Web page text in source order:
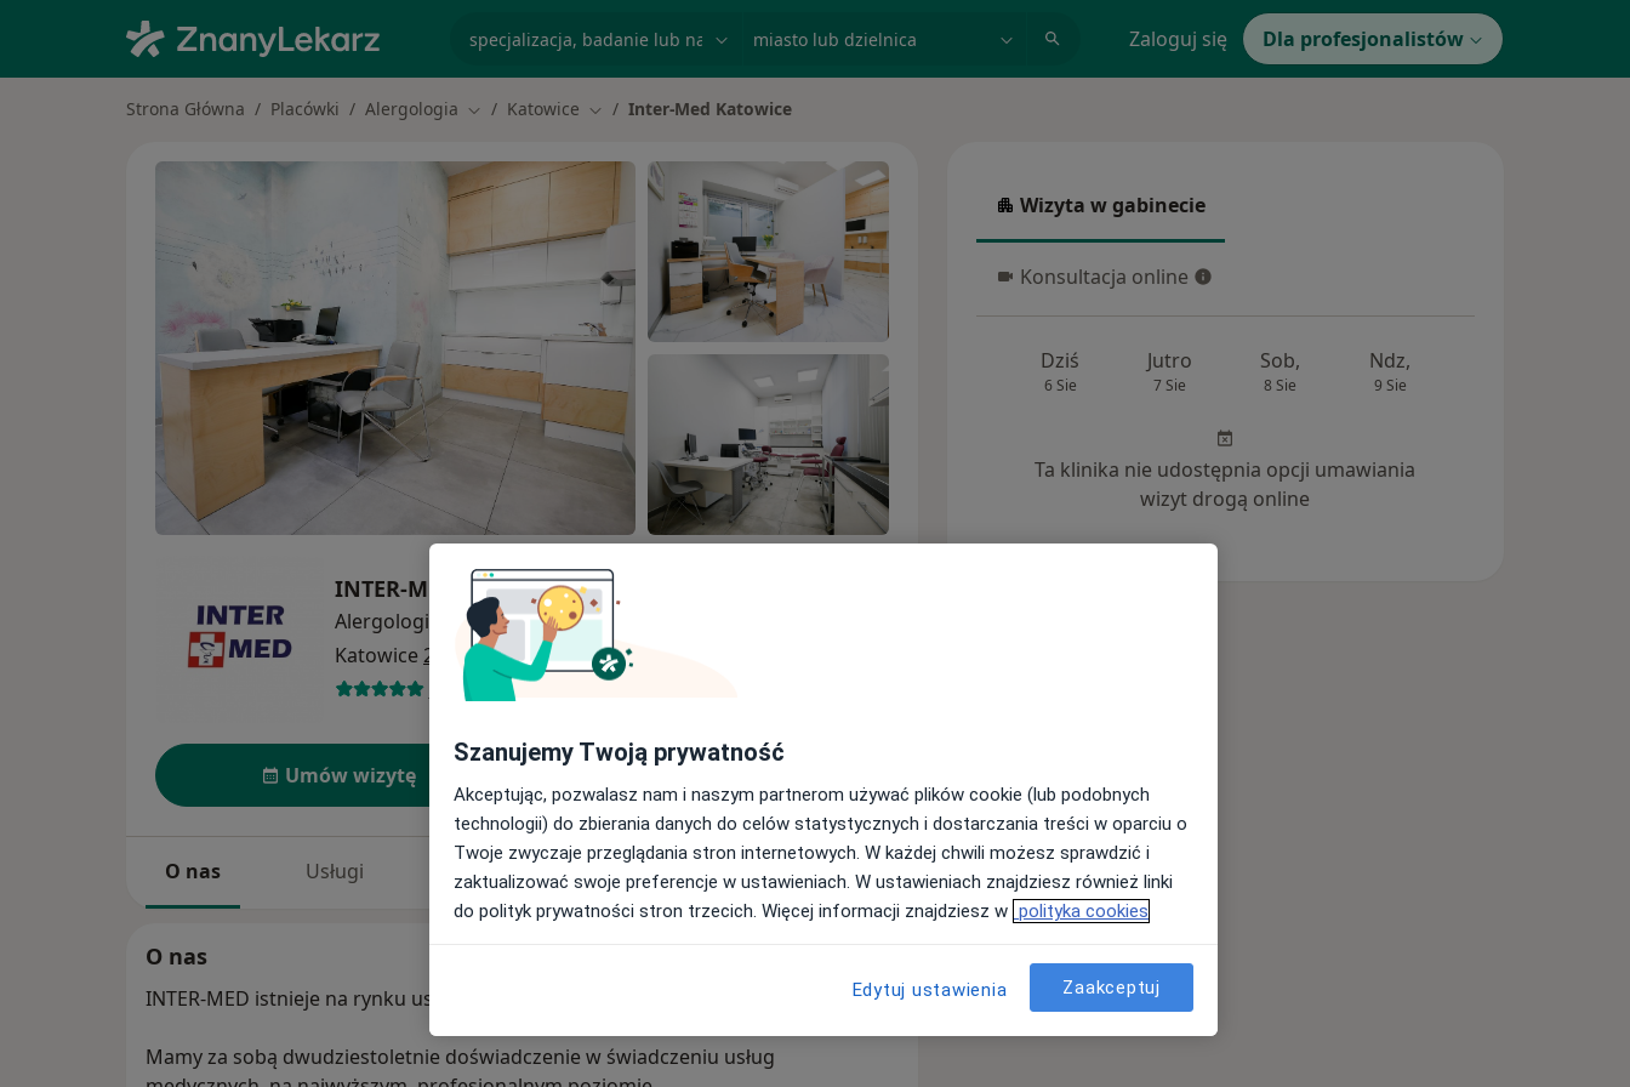
Zaloguj się Dla profesjonalistów
Strona Główna Placówki Alergologia Zmień miasto
Katowice Zmień miasto
Inter-Med Katowice
INTER-MED KATOWICE
Alergologia
więcej
Katowice 2 adresy
734 opinie
Umów wizytę
O nas Usługi Specjaliści Adresy Opinie
O nas
INTER-MED istnieje na rynku usług medycznych od 1998 roku.
Mamy za sobą dwudziestoletnie doświadczenie w świadczeniu usług
Wizyta w gabinecie
Wizyta w gabinecie
Konsultacja online
Konsultacja online
Dziś
6 Sie
Jutro
7 Sie
Sob,
8 Sie
Ndz,
9 Sie
Ta klinika nie udostępnia opcji umawiania
wizyt drogą online
Szanujemy Twoją prywatność
Akceptując, pozwalasz nam i naszym partnerom używać plików cookie (lub podobnych
technologii) do zbierania danych do celów statystycznych i dostarczania treści w oparciu o
Twoje zwyczaje przeglądania stron internetowych. W każdej chwili możesz sprawdzić i
zaktualizować swoje preferencje w ustawieniach. W ustawieniach znajdziesz również linki
do polityk prywatności stron trzecich. Więcej informacji znajdziesz w polityka cookies
Edytuj ustawienia Zaakceptuj